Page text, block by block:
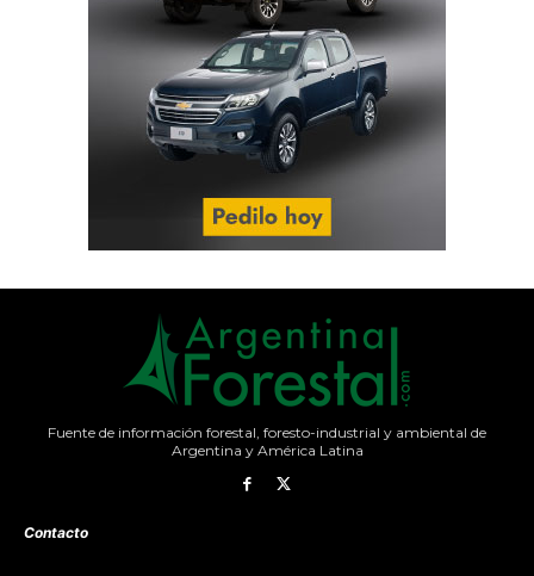
Fuente de información forestal, foresto-industrial y ambiental de
Argentina y América Latina
Contacto